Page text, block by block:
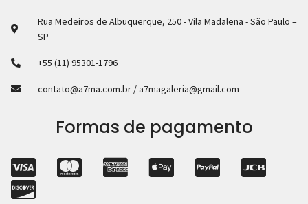
Rua Medeiros de Albuquerque, 250 - Vila Madalena - São Paulo –
SP
+55 (11) 95301-1796
contato@a7ma.com.br / a7magaleria@gmail.com
Formas de pagamento